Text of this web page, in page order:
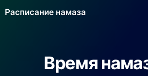
Расписание намаза
Время